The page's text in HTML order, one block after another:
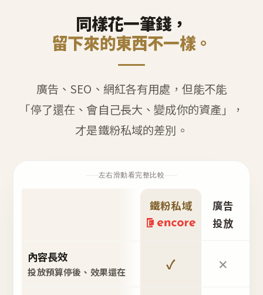
同樣花一筆錢，
留下來的東西不一樣。
廣告、SEO、網紅各有用處，但能不能
「停了還在、會自己長大、變成你的資產」，
才是鐵粉私域的差別。
左右滑動看完整比較
鐵粉私域
廣告
投放
內容長效
投放預算停後、效果還在 ✓ ✕